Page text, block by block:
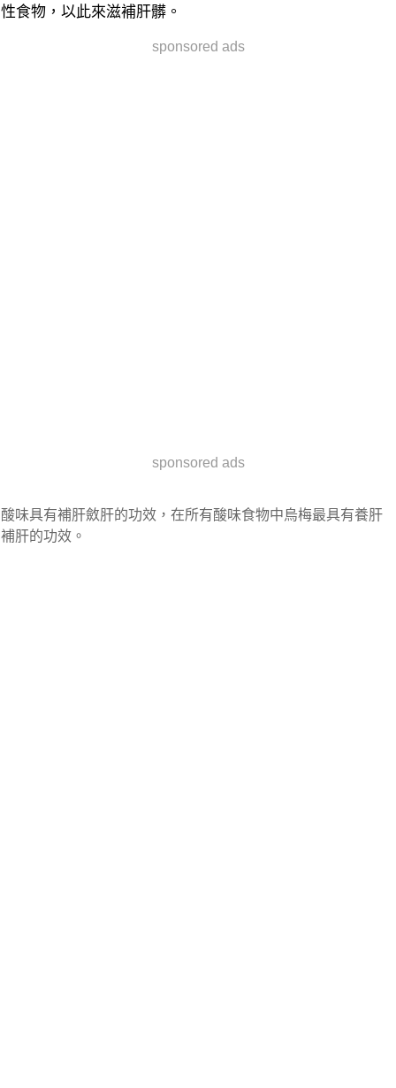
性食物，以此來滋補肝髒。
sponsored ads
sponsored ads
酸味具有補肝斂肝的功效，在所有酸味食物中烏梅最具有養肝
補肝的功效。